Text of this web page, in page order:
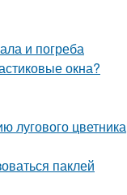
и погреба
окна?
лугового цветника
паклей